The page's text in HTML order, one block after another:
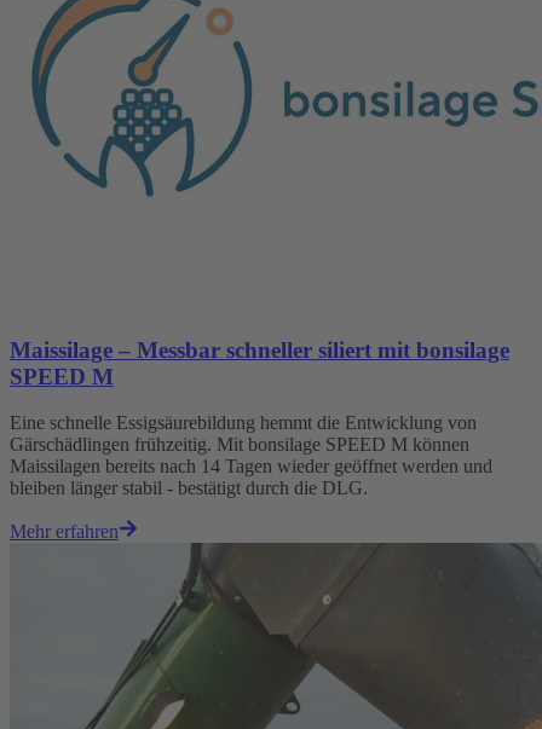
Maissilage – Messbar schneller siliert mit bonsilage
SPEED M
Eine schnelle Essigsäurebildung hemmt die Entwicklung von
Gärschädlingen frühzeitig. Mit bonsilage SPEED M können
Maissilagen bereits nach 14 Tagen wieder geöffnet werden und
bleiben länger stabil - bestätigt durch die DLG.
Mehr erfahren